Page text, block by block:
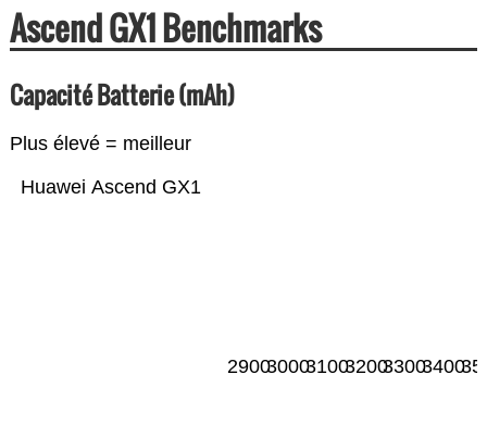
Ascend GX1 Benchmarks
Capacité Batterie (mAh)
Plus élevé = meilleur
Huawei Ascend GX1
290030003100320033003400